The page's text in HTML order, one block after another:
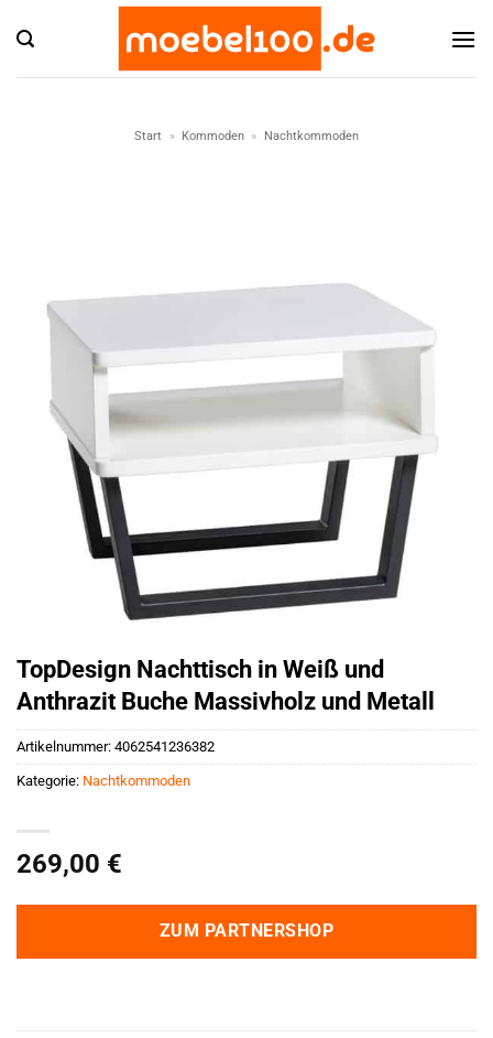
Inhalt
Start » Kommoden » Nachtkommoden
TopDesign Nachttisch in Weiß und
Anthrazit Buche Massivholz und Metall
269,00 €
ZUM PARTNERSHOP
Artikelnummer: 4062541236382
Kategorie: Nachtkommoden